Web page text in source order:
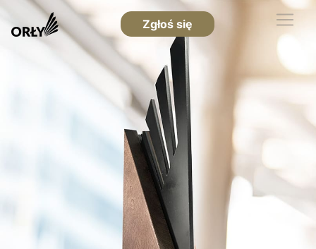
Zgłoś się